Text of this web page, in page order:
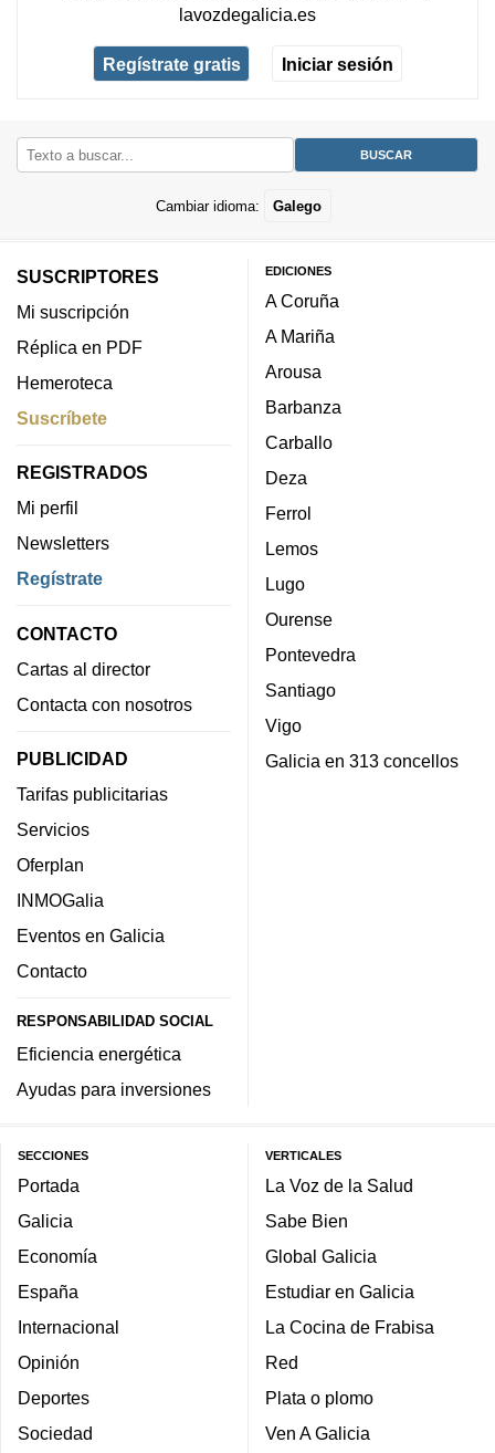
lavozdegalicia.es
Regístrate gratis Iniciar sesión
Cambiar idioma: Galego
SUSCRIPTORES
Mi suscripción
Réplica en PDF
Hemeroteca
Suscríbete
REGISTRADOS
Mi perfil
Newsletters
Regístrate
CONTACTO
Cartas al director
Contacta con nosotros
PUBLICIDAD
Tarifas publicitarias
Servicios
Oferplan
INMOGalia
Eventos en Galicia
Contacto
RESPONSABILIDAD SOCIAL
Eficiencia energética
Ayudas para inversiones
EDICIONES
A Coruña
A Mariña
Arousa
Barbanza
Carballo
Deza
Ferrol
Lemos
Lugo
Ourense
Pontevedra
Santiago
Vigo
Galicia en 313 concellos
SECCIONES
Portada
Galicia
Economía
España
Internacional
Opinión
Deportes
Sociedad
VERTICALES
La Voz de la Salud
Sabe Bien
Global Galicia
Estudiar en Galicia
La Cocina de Frabisa
Red
Plata o plomo
Ven A Galicia